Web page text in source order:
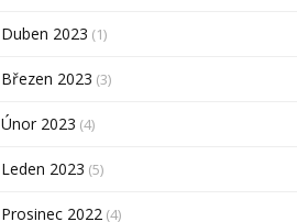
Duben 2023 (1)
Březen 2023 (3)
Únor 2023 (4)
Leden 2023 (5)
Prosinec 2022 (4)